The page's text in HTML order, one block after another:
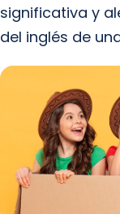
significativa y
del inglés de